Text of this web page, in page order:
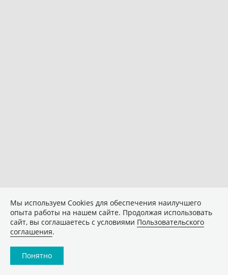
Мы используем Сookies для обеспечения наилучшего
опыта работы на нашем сайте. Продолжая использовать
сайт, вы соглашаетесь с условиями Пользовательского
соглашения.
Понятно